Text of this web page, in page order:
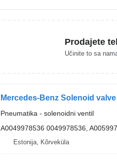
Prodajete
Učinite to sa
Pneumatika - solenoidni ventil
A0049978536 0049978536,
Estonija, Kõrveküla